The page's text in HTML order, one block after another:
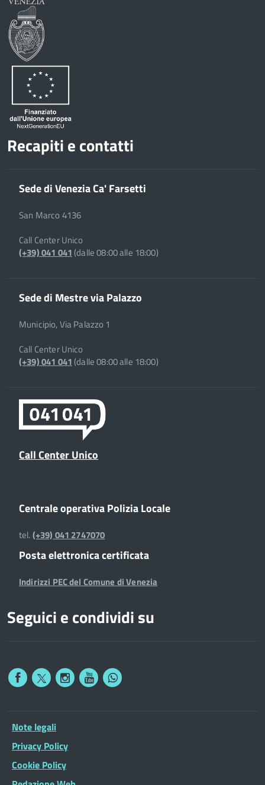
Recapiti e contatti
Sede di Venezia Ca' Farsetti
San Marco 4136
Call Center Unico
(+39) 041 041(dalle 08:00 alle 18:00)
Sede di Mestre via Palazzo
Municipio, Via Palazzo 1
Call Center Unico
(+39) 041 041(dalle 08:00 alle 18:00)
Call Center Unico
Centrale operativa Polizia Locale
tel.(+39) 041 2747070
Posta elettronica certificata
Indirizzi PEC del Comune di Venezia
Seguici e condividi su
Note legali
Privacy Policy
Cookie Policy